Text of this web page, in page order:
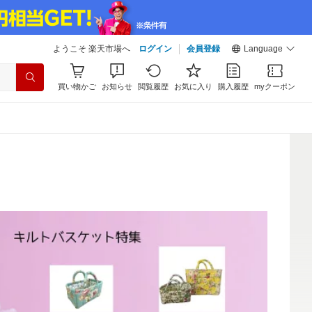
ようこそ 楽天市場へ ログイン 会員登録 Language
買い物かご お知らせ 閲覧履歴 お気に入り 購入履歴 myクーポン